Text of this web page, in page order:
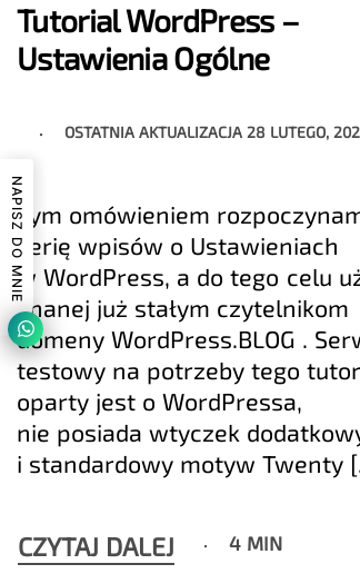
Tutorial WordPress –
Ustawienia Ogólne
OSTATNIA AKTUALIZACJA 28 LUTEGO,
Tym omówieniem
serię wpisów o Ustawieniach
w WordPress, a do tego celu
znanej już stałym czytelnikom
domeny WordPress.BLOG .
testowy na potrzeby tego
oparty jest o WordPressa,
nie posiada wtyczek
i standardowy motyw Twenty
CZYTAJ DALEJ 4 MIN
NAPISZ DO MNIE